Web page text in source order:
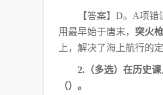
【答案】 D。A项错
用最早始于唐末， 突火
上，解决了海上航行的定
2.（多选）在历史
（）。